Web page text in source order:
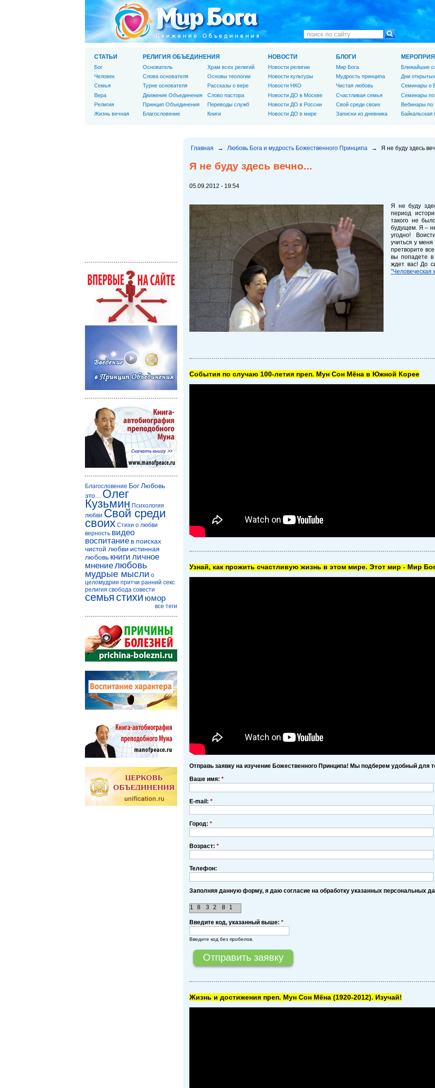
Главная → Любовь Бога и мудрость Божественного Принципа → Я не буду здесь
Я не буду здесь вечно...
05.09.2012 - 19:54
Я не буду
период
такого не
будущем. Я –
угодно!
учиться у
претворите
вы попадете
ждет вас! До
"Человеческая
Cобытия по случаю 100-летия преп. Мун Сон Мёна в Южной Корее
Узнай, как прожить счастливую жизнь в этом мире. Этот мир - Мир
Отправь заявку на изучение Божественного Принципа! Мы подберем удобный для
Ваше имя: *
E-mail: *
Город: *
Возраст: *
Телефон:
Заполняя данную форму, я даю согласие на обработку указанных персональных
1 8 3 2 8 1
Введите код, указанный выше: *
Введите код без пробелов.
Жизнь и достижения преп. Мун Сон Мёна (1920-2012). Изучай!
СТАТЬИ
Бог
Человек
Cемья
Вера
Религия
Жизнь вечная
РЕЛИГИЯ ОБЪЕДИНЕНИЯ
Основатель
Слова основателя
Турне основателя
Движение Объединения
Принцип Объединения
Благословение
Храм всех религий
Основы теологии
Рассказы о вере
Слово пастора
Переводы служб
Книги
НОВОСТИ
Новости религии
Новости культуры
Новости НКО
Новости ДО в Москве
Новости ДО в России
Новости ДО в мире
БЛОГИ
Мир Бога
Мудрость принципа
Чистая любовь
Счастливая семья
Свой среди своих
Записки из дневника
Ближайшие
Дни
Семинары о
Семинары
Вебинары по
Байкальская
Благословение БогЛюбовь
это...
Олег
Кузьмин Психология
любви Свой среди
своих Стихи о любви
верность видео
воспитание в поисках
чистой любви истинная
любовь книги личное
мнениелюбовь
мудрые мысли о
целомудрии притчи ранний секс
религия свобода совести
семья стихи юмор
все теги